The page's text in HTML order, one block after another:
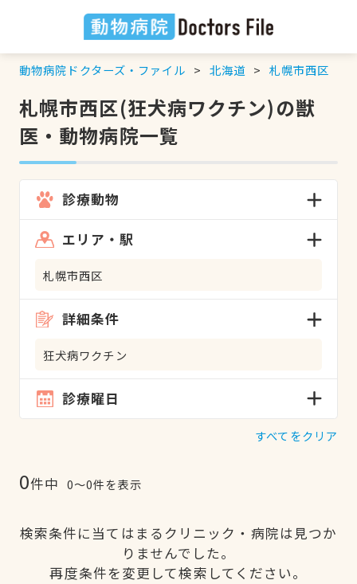
動物病院ドクターズ・ファイル 北海道 札幌市西区
札幌市西区(狂犬病ワクチン)の獣
医・動物病院一覧
診療動物
エリア・駅
札幌市西区
詳細条件
狂犬病ワクチン
診療曜日
すべてをクリア
0件中 0〜0件を表示
検索条件に当てはまるクリニック・病院は見つか
りませんでした。
再度条件を変更して検索してください。